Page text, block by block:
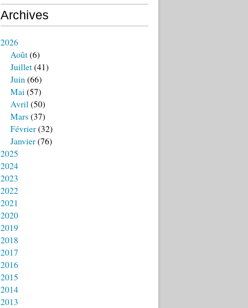
Archives
2026
Août(6)
Juillet(41)
Juin(66)
Mai(57)
Avril(50)
Mars (37)
Février(32)
Janvier(76)
2025
2024
2023
2022
2021
2020
2019
2018
2017
2016
2015
2014
2013